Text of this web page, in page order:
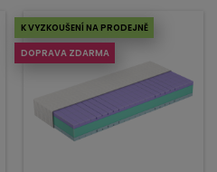
K VYZKOUŠENÍ NA PRODEJNĚ
DOPRAVA ZDARMA